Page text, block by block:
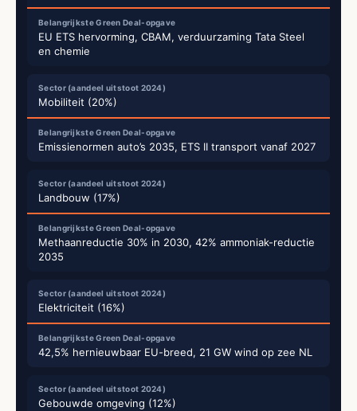
EU ETS hervorming, CBAM, verduurzaming Tata Steel
en chemie
Mobiliteit (20%)
Emissienormen auto’s 2035, ETS II transport vanaf 2027
Landbouw (17%)
Methaanreductie 30% in 2030, 42% ammoniak-reductie
2035
Elektriciteit (16%)
42,5% hernieuwbaar EU-breed, 21 GW wind op zee NL
Gebouwde omgeving (12%)